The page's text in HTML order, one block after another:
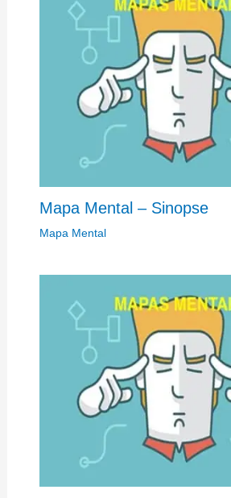
Mapa Mental – Sinopse
Mapa Mental